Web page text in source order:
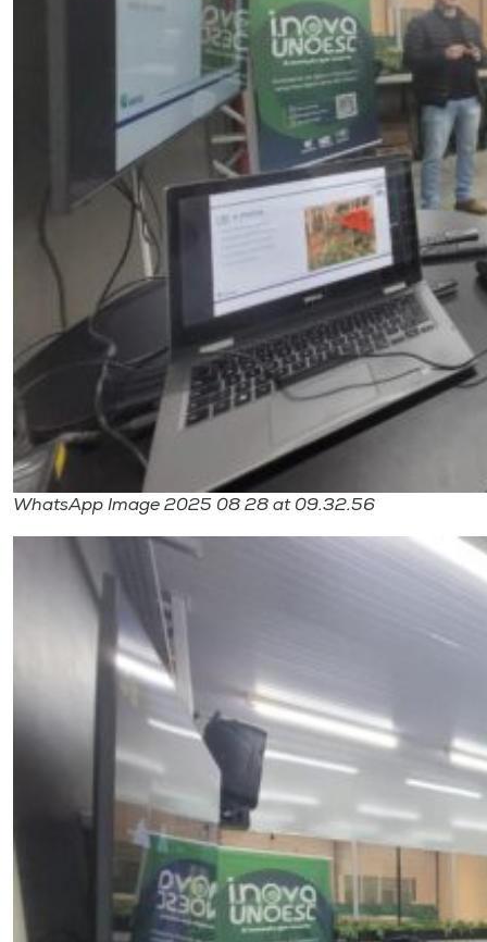
WhatsApp Image 2025 08 28 at 09.32.56